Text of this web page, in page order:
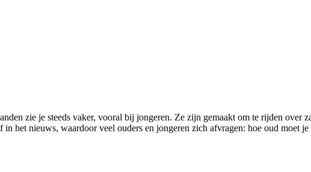
zie je steeds vaker, vooral bij jongeren. Ze zijn gemaakt om te rijden over
het nieuws, waardoor veel ouders en jongeren zich afvragen: hoe oud moet